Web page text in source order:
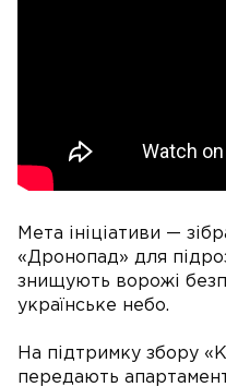
Мета ініціативи —
«Дронопад» для
знищують ворожі
українське небо.
На підтримку збору
передають